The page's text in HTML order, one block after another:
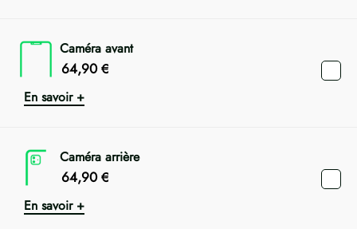
Caméra avant
64,90 €
En savoir +
Caméra arrière
64,90 €
En savoir +